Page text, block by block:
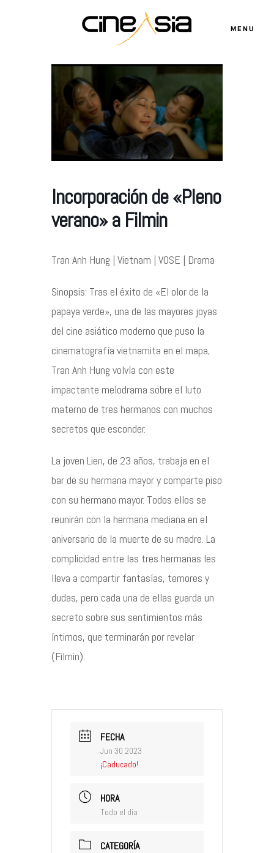
MENU
Incorporación de «Pleno
verano» a Filmin
Tran Anh Hung | Vietnam | VOSE | Drama
Sinopsis: Tras el éxito de «El olor de la
papaya verde», una de las mayores joyas
del cine asiático moderno que puso la
cinematografía vietnamita en el mapa,
Tran Anh Hung volvía con este
impactante melodrama sobre el luto
materno de tres hermanos con muchos
secretos que esconder.
La joven Lien, de 23 años, trabaja en el
bar de su hermana mayor y comparte piso
con su hermano mayor. Todos ellos se
reunirán con la hermana mediana en el
aniversario de la muerte de su madre. La
complicidad entre las tres hermanas les
lleva a compartir fantasías, temores y
dudas, pero cada una de ellas guarda un
secreto sobre sus sentimientos más
íntimos, que terminarán por revelar
(Filmin).
FECHA
Jun 30 2023
¡Caducado!
HORA
Todo el día
CATEGORÍA
©2026 COPYRIGHT FLOTHEMES